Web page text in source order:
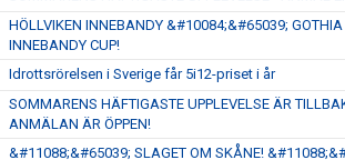
HÖLLVIKEN INNEBANDY &#10084;&#65039; GOTHIA
INNEBANDY CUP!
Idrottsrörelsen i Sverige får 5i12-priset i år
SOMMARENS HÄFTIGASTE UPPLEVELSE ÄR
ANMÄLAN ÄR ÖPPEN!
&#11088;&#65039; SLAGET OM SKÅNE!